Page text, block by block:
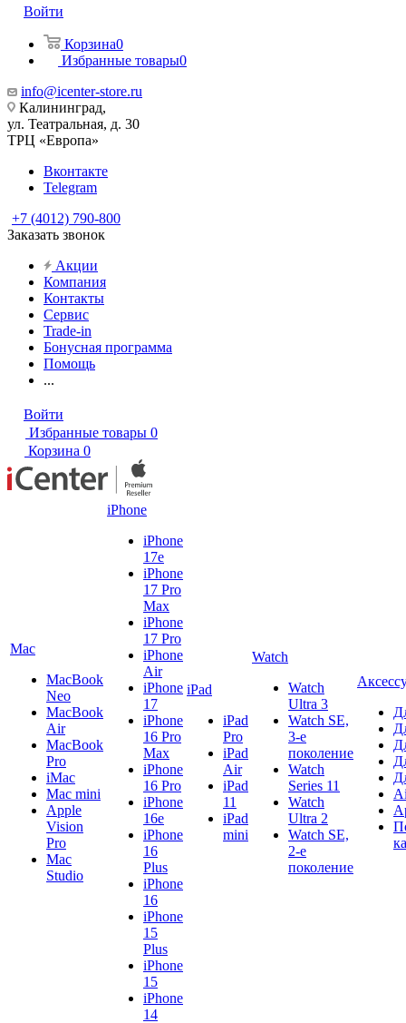
Войти
Корзина0
Избранные товары0
info@icenter-store.ru
Калининград,
ул. Театральная, д. 30
ТРЦ «Европа»
Вконтакте
Telegram
+7 (4012) 790-800
Заказать звонок
Акции
Компания
Контакты
Сервис
Trade-in
Бонусная программа
Помощь
...
Войти
Избранные товары 0
Корзина 0
Mac
MacBook
Neo
MacBook
Air
MacBook
Pro
iMac
Mac mini
Apple
Vision
Pro
Mac
Studio
iPhone
iPhone
17e
iPhone
17 Pro
Max
iPhone
17 Pro
iPhone
Air
iPhone
17
iPhone
16 Pro
Max
iPhone
16 Pro
iPhone
16e
iPhone
16
Plus
iPhone
16
iPhone
15
Plus
iPhone
15
iPhone
14
iPad
iPad
Pro
iPad
Air
iPad
11
iPad
mini
Watch
Watch
Ultra 3
Watch SE,
3-е
поколение
Watch
Series 11
Watch
Ultra 2
Watch SE,
2-е
поколение